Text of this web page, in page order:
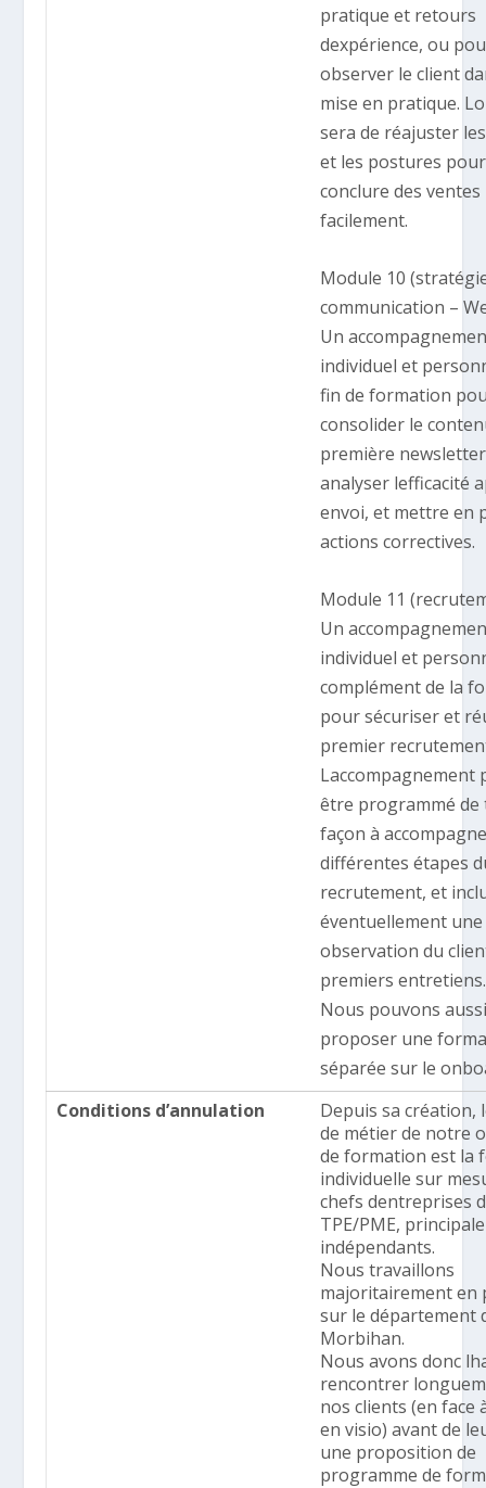
pratique et retours
dexpérience, ou
observer le client
mise en pratique.
sera de réajuster
et les postures
conclure des
facilement.
Module 10
communication –
Un
individuel et
fin de formation
consolider le
première
analyser lefficacité
envoi, et mettre en
actions correctives.
Module 11
Un
individuel et
complément de la
pour sécuriser et
premier
être programmé de
façon à
différentes étapes
recrutement, et
éventuellement une
observation du
premiers entretiens.
Nous pouvons
proposer une
séparée sur le
Conditions d’annulation
Depuis sa création,
de métier de notre
de formation est la
individuelle sur
chefs dentreprises
TPE/PME,
indépendants.
Nous travaillons
majoritairement en
sur le département
Morbihan.
Nous avons donc
rencontrer
nos clients (en face
en visio) avant de
une proposition de
programme de